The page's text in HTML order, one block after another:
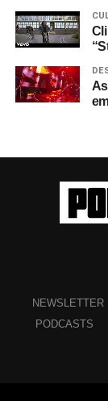
NEWSLETTER
PODCASTS